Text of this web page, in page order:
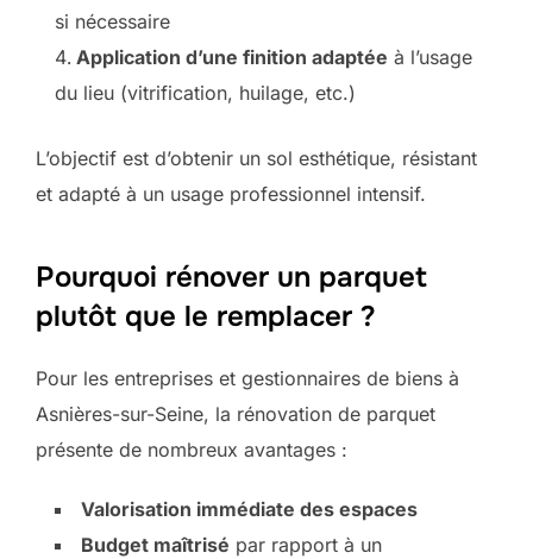
si nécessaire
Application d’une finition adaptée à l’usage
du lieu (vitrification, huilage, etc.)
L’objectif est d’obtenir un sol esthétique, résistant
et adapté à un usage professionnel intensif.
Pourquoi rénover un parquet
plutôt que le remplacer ?
Pour les entreprises et gestionnaires de biens à
Asnières-sur-Seine, la rénovation de parquet
présente de nombreux avantages :
Valorisation immédiate des espaces
Budget maîtrisé par rapport à un